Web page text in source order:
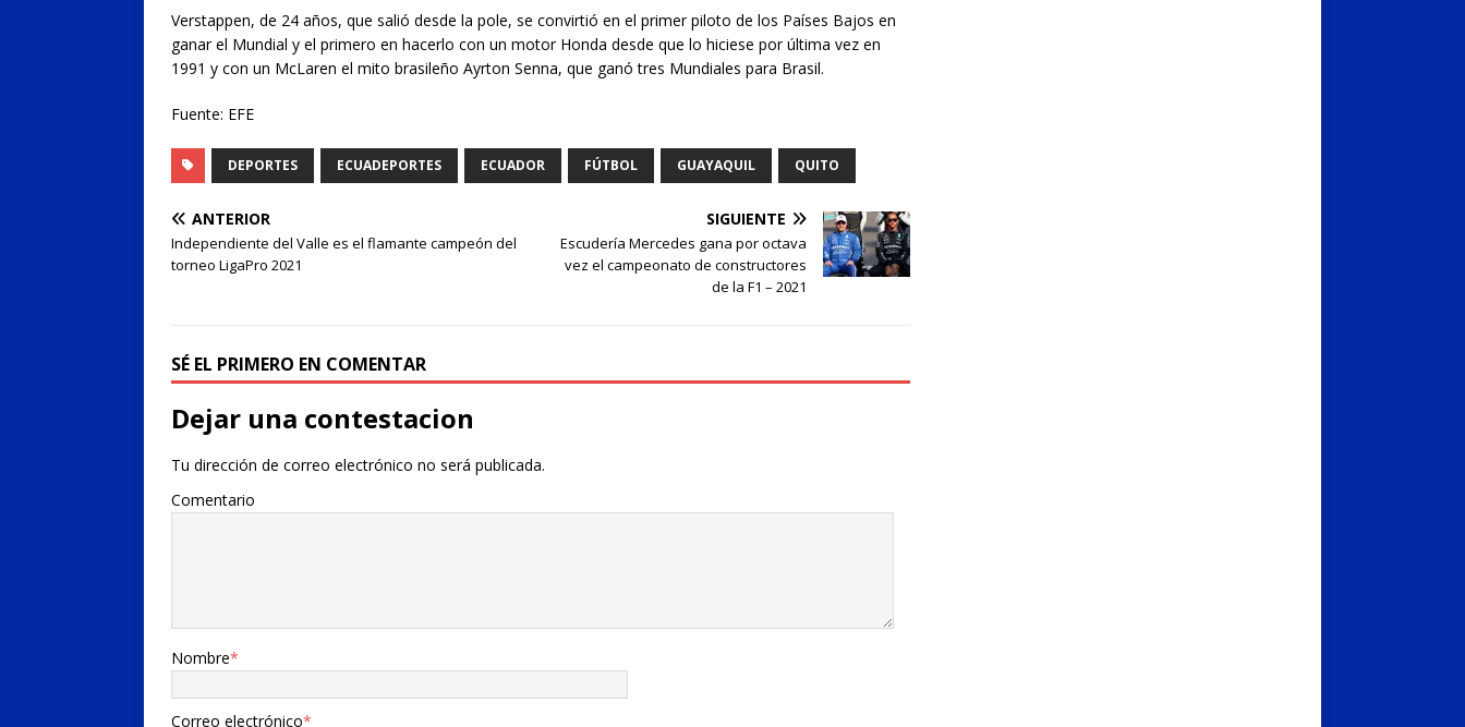
Verstappen, de 24 años, que salió desde la pole, se convirtió en el primer piloto de los Países Bajos en
ganar el Mundial y el primero en hacerlo con un motor Honda desde que lo hiciese por última vez en
1991 y con un McLaren el mito brasileño Ayrton Senna, que ganó tres Mundiales para Brasil.
Fuente: EFE
DEPORTES ECUADEPORTES ECUADOR FÚTBOL GUAYAQUIL QUITO
ANTERIOR
Independiente del Valle es el flamante campeón del
torneo LigaPro 2021
SIGUIENTE
Escudería Mercedes gana por octava
vez el campeonato de constructores
de la F1 – 2021
SÉ EL PRIMERO EN COMENTAR
Dejar una contestacion
Tu dirección de correo electrónico no será publicada.
Comentario
Nombre*
Correo electrónico*